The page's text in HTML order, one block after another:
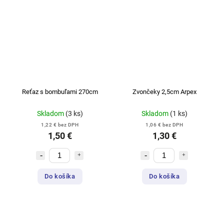
Reťaz s bombuľami 270cm
Skladom (3 ks)
1,22 € bez DPH
1,50 €
Do košíka
Zvončeky 2,5cm Arpex
Skladom (1 ks)
1,06 € bez DPH
1,30 €
Do košíka